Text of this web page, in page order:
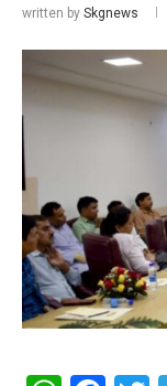
written by Skgnews